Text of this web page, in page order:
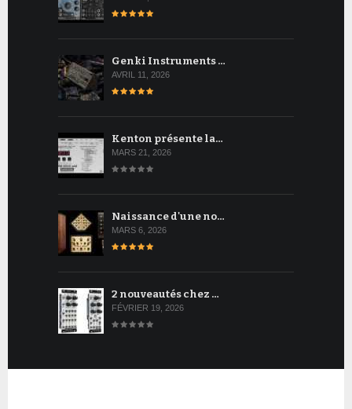
Genki Instruments …
AVRIL 11, 2026
Kenton présente la…
MARS 21, 2026
Naissance d'une no…
MARS 6, 2026
2 nouveautés chez …
FÉVRIER 19, 2026